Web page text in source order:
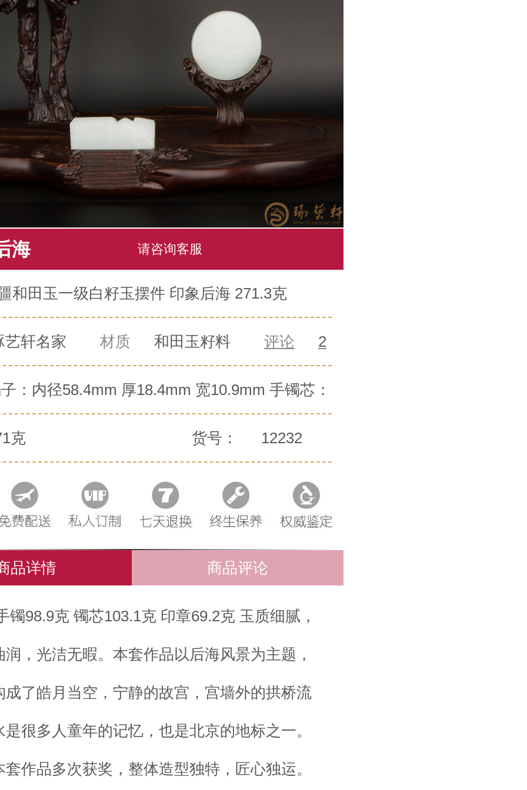
海 请咨询客服
和田玉一级白籽玉摆件 印象后海 271.3克
轩名家 材质 和田玉籽料 评论 2
：内径58.4mm 厚18.4mm 宽10.9mm 手镯芯：
印章：83.5mm 24mm 18.2mm
克 货号： 12232
品详情 商品评论
镯98.9克 镯芯103.1克 印章69.2克 玉质细腻，
润，光洁无暇。本套作品以后海风景为主题，
成了皓月当空，宁静的故宫，宫墙外的拱桥流
是很多人童年的记忆，也是北京的地标之一。
套作品多次获奖，整体造型独特，匠心独运。